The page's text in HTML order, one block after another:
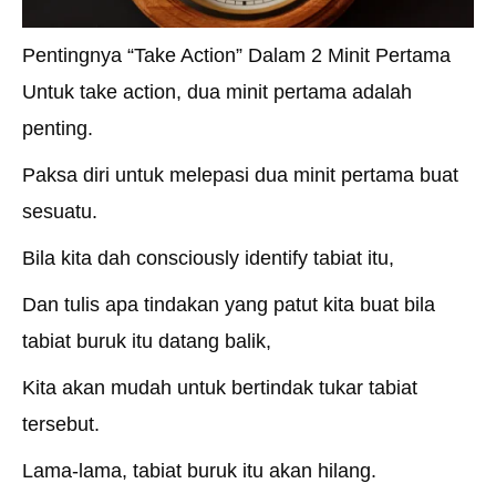
Pentingnya “Take Action” Dalam 2 Minit Pertama
Untuk take action, dua minit pertama adalah
penting.
Paksa diri untuk melepasi dua minit pertama buat
sesuatu.
Bila kita dah consciously identify tabiat itu,
Dan tulis apa tindakan yang patut kita buat bila
tabiat buruk itu datang balik,
Kita akan mudah untuk bertindak tukar tabiat
tersebut.
Lama-lama, tabiat buruk itu akan hilang.